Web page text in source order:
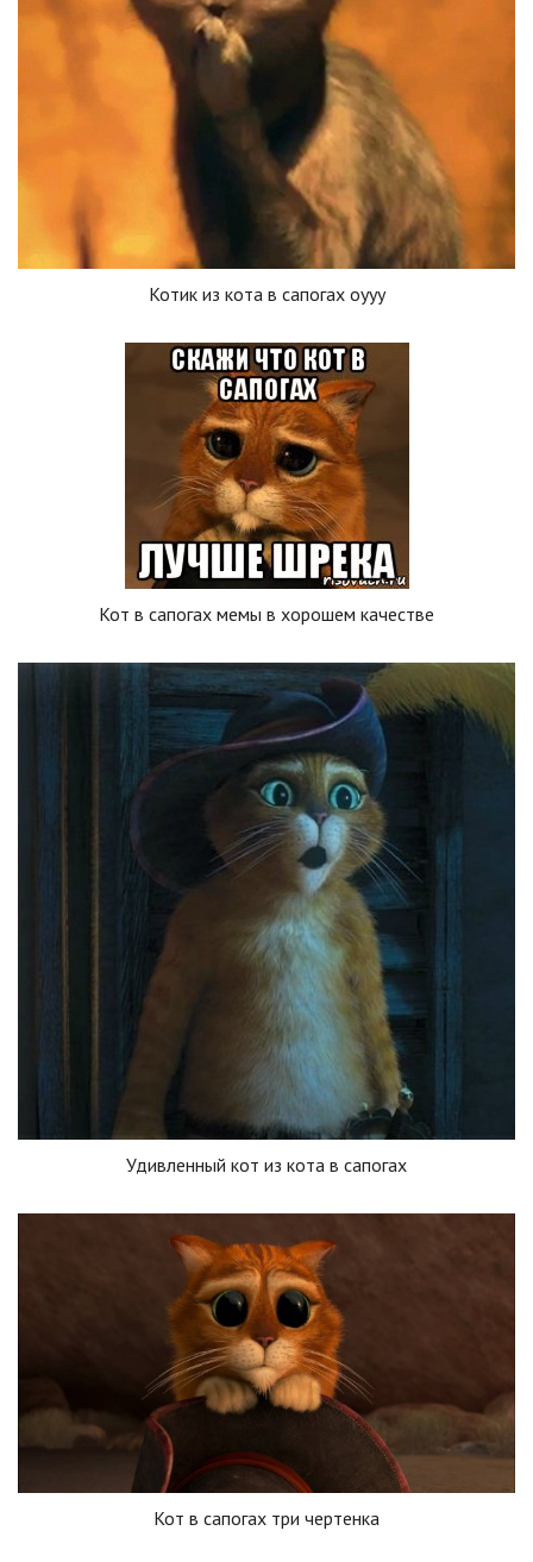
Котик из кота в сапогах оууу
Кот в сапогах мемы в хорошем качестве
Удивленный кот из кота в сапогах
Кот в сапогах три чертенка